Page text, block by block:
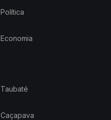
Política
Economia
Taubaté
Caçapava